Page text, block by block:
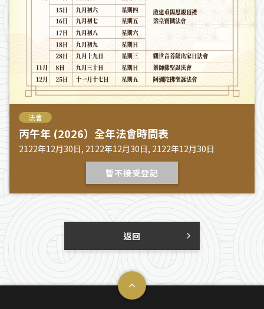
法會
丙午年 (2026）全年法會時間表
2122年12月30日, 2122年12月30日, 2122年12月30日
暫不接受登記
返回